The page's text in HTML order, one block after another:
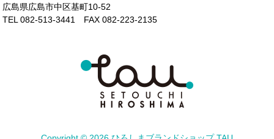
広島県広島市中区基町10-52
TEL 082-513-3441 FAX 082-223-2135